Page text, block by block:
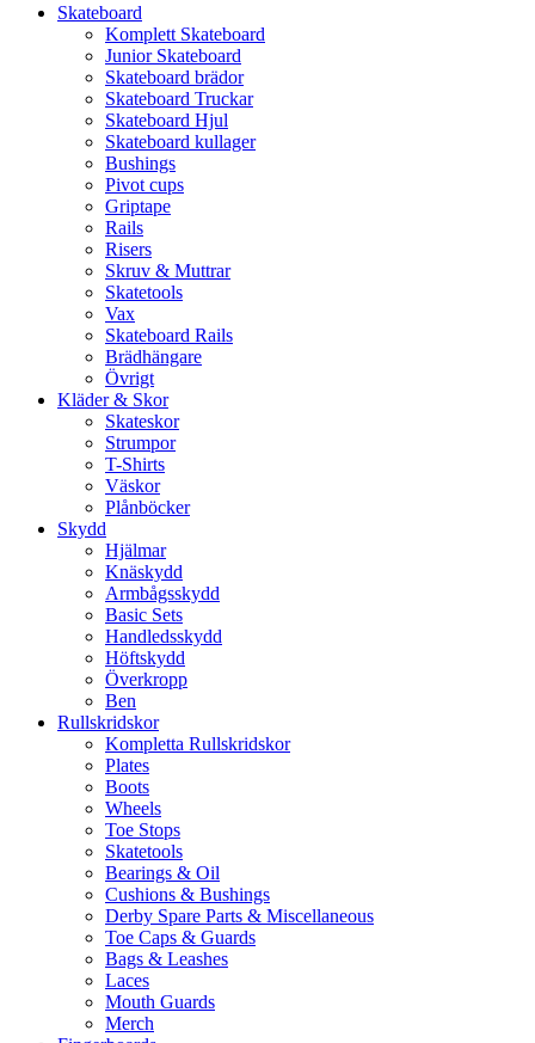
Skateboard
Komplett Skateboard
Junior Skateboard
Skateboard brädor
Skateboard Truckar
Skateboard Hjul
Skateboard kullager
Bushings
Pivot cups
Griptape
Rails
Risers
Skruv & Muttrar
Skatetools
Vax
Skateboard Rails
Brädhängare
Övrigt
Kläder & Skor
Skateskor
Strumpor
T-Shirts
Väskor
Plånböcker
Skydd
Hjälmar
Knäskydd
Armbågsskydd
Basic Sets
Handledsskydd
Höftskydd
Överkropp
Ben
Rullskridskor
Kompletta Rullskridskor
Plates
Boots
Wheels
Toe Stops
Skatetools
Bearings & Oil
Cushions & Bushings
Derby Spare Parts & Miscellaneous
Toe Caps & Guards
Bags & Leashes
Laces
Mouth Guards
Merch